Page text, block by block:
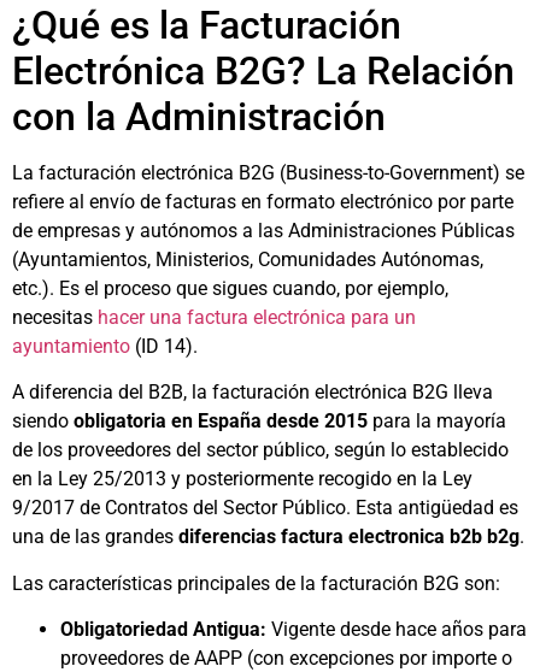
¿Qué es la Facturación
Electrónica B2G? La Relación
con la Administración
La facturación electrónica B2G (Business-to-Government) se
refiere al envío de facturas en formato electrónico por parte
de empresas y autónomos a las Administraciones Públicas
(Ayuntamientos, Ministerios, Comunidades Autónomas,
etc.). Es el proceso que sigues cuando, por ejemplo,
necesitas hacer una factura electrónica para un
ayuntamiento (ID 14).
A diferencia del B2B, la facturación electrónica B2G lleva
siendo obligatoria en España desde 2015 para la mayoría
de los proveedores del sector público, según lo establecido
en la Ley 25/2013 y posteriormente recogido en la Ley
9/2017 de Contratos del Sector Público. Esta antigüedad es
una de las grandes diferencias factura electronica b2b b2g.
Las características principales de la facturación B2G son:
Obligatoriedad Antigua: Vigente desde hace años para
proveedores de AAPP (con excepciones por importe o